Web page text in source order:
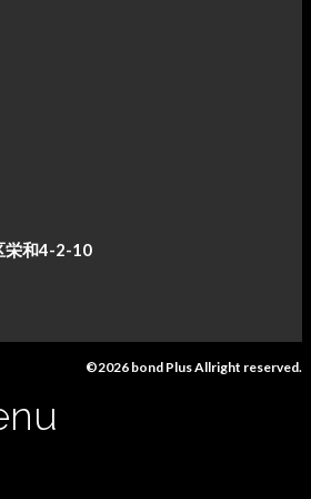
栄和4-2-10
©2026 bond Plus Allright reserved.